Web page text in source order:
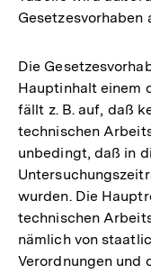
Gesetzesvorhaben
Die
Hauptinhalt einem
fällt z. B. auf, daß
technischen
unbedingt, daß in
wurden. Die
technischen
nämlich von
Verordnungen und